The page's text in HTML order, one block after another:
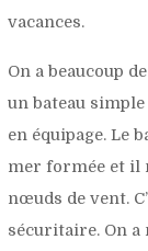
vacances.
On a beaucoup
un bateau
en équipage. Le
mer formée et il
nœuds de vent.
sécuritaire. On a